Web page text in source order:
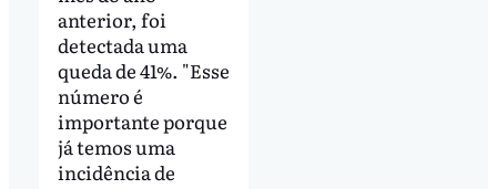
anterior, foi
detectada uma
queda de 41%. "Esse
número é
importante porque
já temos uma
incidência de